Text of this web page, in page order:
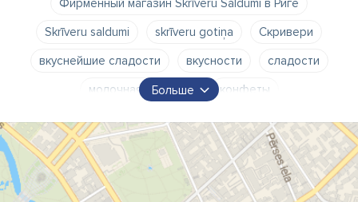
Skrīveru saldumi
skrīveru gotiņa
Скривери
вкуснейшие сладости
вкусности
сладости
молочная конфета
конфеты
Больше